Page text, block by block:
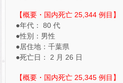
【概要・国内死亡 25,344 例目】
●年代： 80 代
●性別：男性
●居住地：千葉県
●死亡日： 2 月 26 日
【概要・国内死亡 25,345 例目】